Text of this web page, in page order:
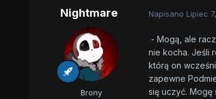
Nightmare
Brony
Napisano Lipiec
- Mogą, ale
nie kocha. Jeśli
którą on
zapewne
się uczyć. Mogę